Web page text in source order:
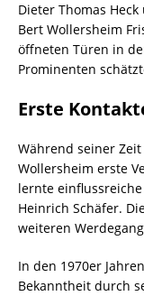
Dieter Thomas
Bert Wollersheim
öffneten Türen in
Prominenten
Erste
Während seiner
Wollersheim erste
lernte
Heinrich Schäfer.
weiteren
In den 1970er
Bekanntheit durch